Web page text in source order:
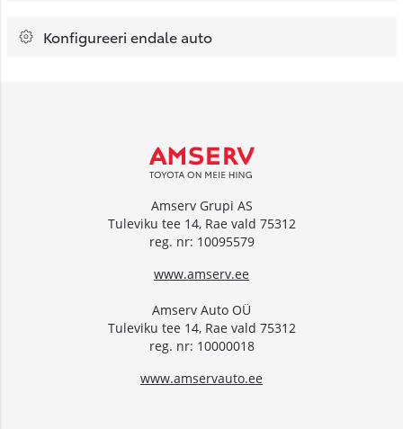
Konfigureeri endale auto
Amserv Grupi AS
Tuleviku tee 14, Rae vald 75312
reg. nr: 10095579
www.amserv.ee
Amserv Auto OÜ
Tuleviku tee 14, Rae vald 75312
reg. nr: 10000018
www.amservauto.ee